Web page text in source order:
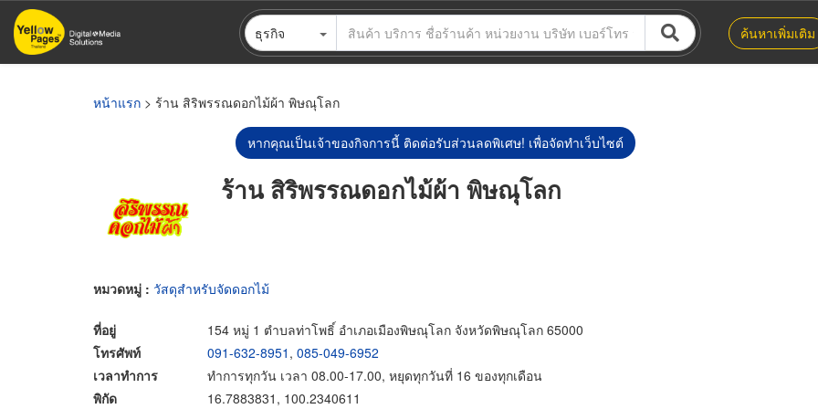
ข้าม
ไป
ธุรกิจ ค้นหาเพิ่มเติม
หน้าแรก > ร้าน สิริพรรณดอกไม้ผ้า พิษณุโลก
หากคุณเป็นเจ้าของกิจการนี้ ติดต่อรับส่วนลดพิเศษ! เพื่อจัดทำเว็บไซต์
ร้าน สิริพรรณดอกไม้ผ้า พิษณุโลก
หมวดหมู่ : วัสดุสำหรับจัดดอกไม้
ที่อยู่
154 หมู่ 1 ตำบลท่าโพธิ์ อำเภอเมืองพิษณุโลก จังหวัดพิษณุโลก 65000
โทรศัพท์
091-632-8951 , 085-049-6952
เวลาทำการ
ทำการทุกวัน เวลา 08.00-17.00, หยุดทุกวันที่ 16 ของทุกเดือน
พิกัด
16.7883831, 100.2340611